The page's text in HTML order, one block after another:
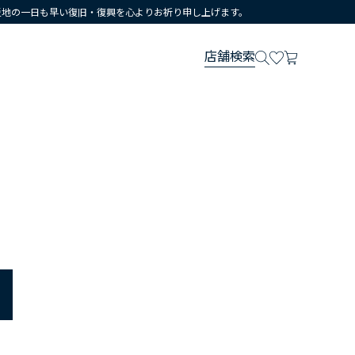
一日も早い復旧・復興を心よりお祈り申し上げます。
店舗検索